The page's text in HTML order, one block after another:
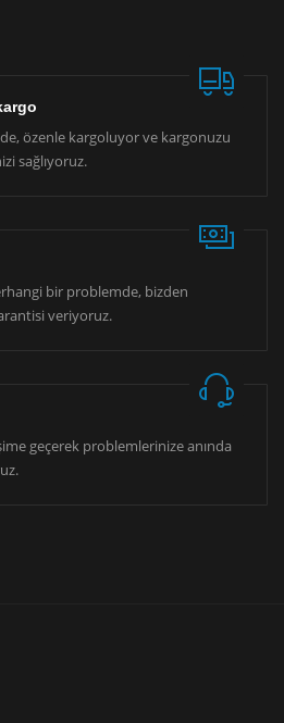
özenle kargoluyor ve kargonuzu
sağlıyoruz.
bir problemde, bizden
veriyoruz.
geçerek problemlerinize anında